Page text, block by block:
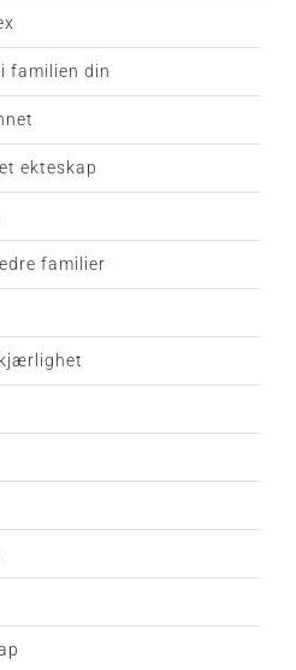
familien din
ekteskap
familier